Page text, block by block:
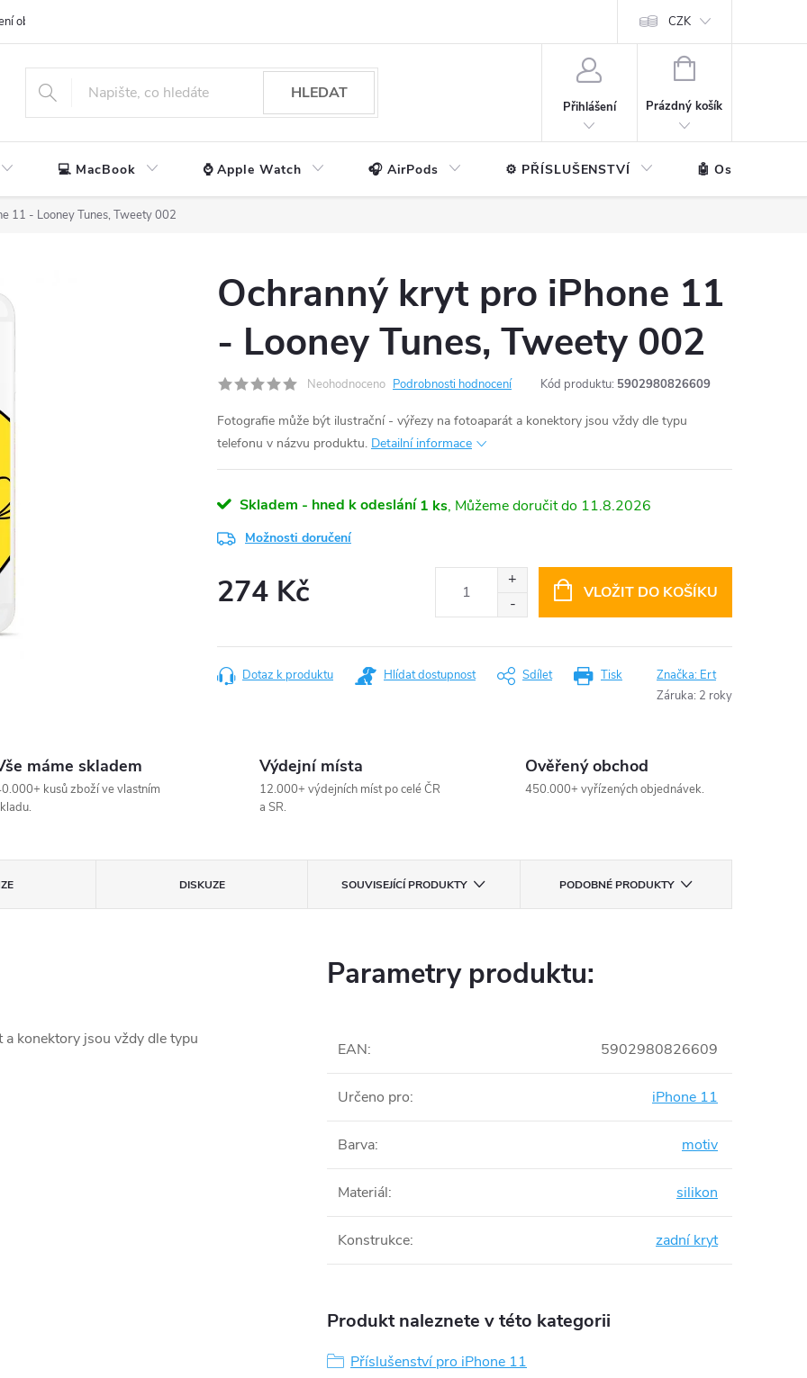
obchodu CZK
HLEDAT
Přihlášení
NÁKUPNÍ
Prázdný košík
💻 MacBook ⌚ Apple Watch 🎧 AirPods ⚙️ PŘÍSLUŠENSTVÍ 🤖 Ostatní
11 - Looney Tunes, Tweety 002
Ochranný kryt pro iPhone 11
- Looney Tunes, Tweety 002
Neohodnoceno Podrobnosti hodnocení Kód produktu: 5902980826609
Fotografie může být ilustrační - výřezy na fotoaparát a konektory jsou vždy dle typu
telefonu v názvu produktu. Detailní informace
Skladem - hned k odeslání 1 ks 11.8.2026
Možnosti doručení
274 Kč VLOŽIT DO KOŠÍKU
Tisk
Dotaz k produktu Hlídat dostupnost Sdílet Značka: Ert
Záruka: 2 roky
máme skladem
kusů zboží ve vlastním
Výdejní místa
12.000+ výdejních míst po celé ČR
a SR.
Ověřený obchod
450.000+ vyřízených objednávek.
DISKUZE SOUVISEJÍCÍ PRODUKTY PODOBNÉ PRODUKTY
konektory jsou vždy dle typu
Parametry produktu:
EAN: 5902980826609
Určeno pro: iPhone 11
Barva: motiv
Materiál: silikon
Konstrukce: zadní kryt
Produkt naleznete v této kategorii
Příslušenství pro iPhone 11